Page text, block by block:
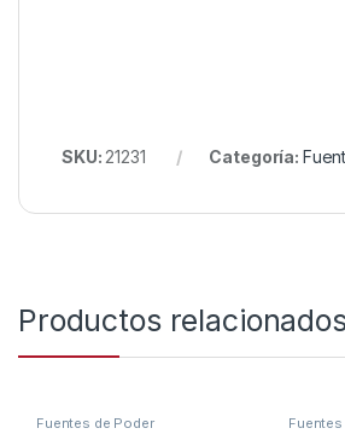
SKU: 21231 Categoría:
Productos
Fuentes de Poder